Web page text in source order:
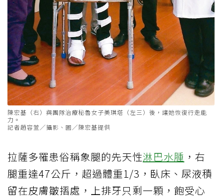
陳宏基（右）與團隊治療秘魯女子美琪塔（左三）後，讓她恢復行走能
力。
記者趙容萱／攝影、圖／陳宏基提供
拉薩多罹患俗稱象腿的先天性淋巴水腫 ，右
腿重達47公斤，超過體重1/3，臥床、尿液積
留在皮膚皺摺處，上排牙只剩一顆，飽受心